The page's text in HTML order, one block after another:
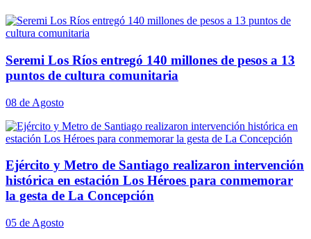
Seremi Los Ríos entregó 140 millones de pesos a 13
puntos de cultura comunitaria
08 de Agosto
Ejército y Metro de Santiago realizaron intervención
histórica en estación Los Héroes para conmemorar
la gesta de La Concepción
05 de Agosto